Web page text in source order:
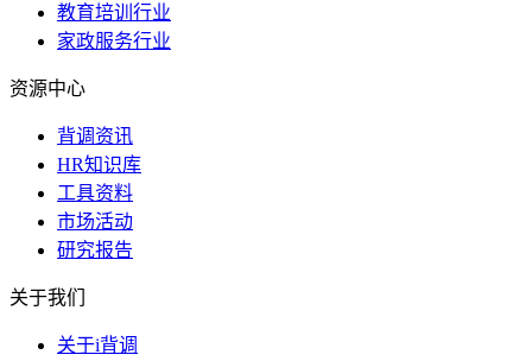
教育培训行业
家政服务行业
资源中心
背调资讯
HR知识库
工具资料
市场活动
研究报告
关于我们
关于i背调